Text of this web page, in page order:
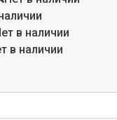
в наличии
в наличии